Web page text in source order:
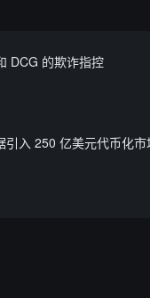
DCG 的欺诈指控
引入 250 亿美元代币化市